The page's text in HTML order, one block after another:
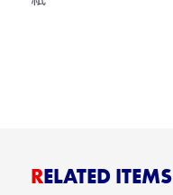
RELATED ITEMS